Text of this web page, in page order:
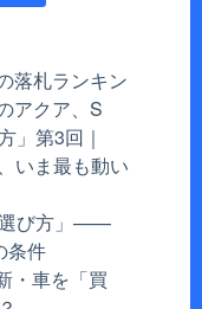
落札ランキン
アクア、S
」第3回｜
いま最も動い
選び方」——
条件
・車を「買